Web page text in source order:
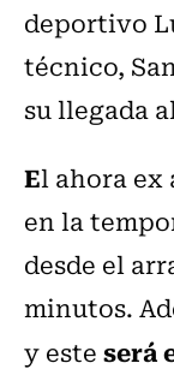
deportivo
técnico,
su llegada
El ahora ex
en la
desde el
minutos.
y esteserá